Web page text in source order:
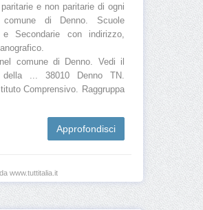
e non paritarie di ogni
di Denno. Scuole
e Secondarie con indirizzo,
comune di Denno. Vedi il
della ... 38010 Denno TN.
Comprensivo. Raggruppa
Approfondisci
www.tuttitalia.it